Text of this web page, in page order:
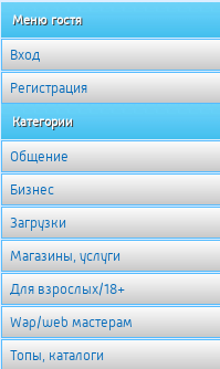
Меню гостя
Вход
Регистрация
Категории
Общение
Бизнес
Загрузки
Магазины, услуги
Для взрослых/18+
Wap/web мастерам
Топы, каталоги